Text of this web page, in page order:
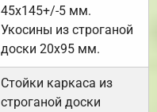
45х145+/-5 мм.
Укосины из строганой
доски 20х95 мм.
Стойки каркаса из
строганой доски